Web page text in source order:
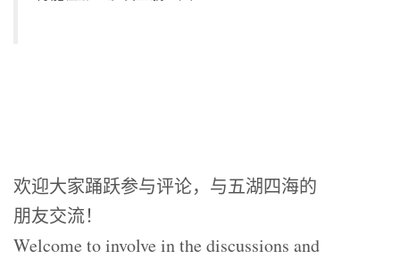
欢迎大家踊跃参与评论，与五湖四海的
朋友交流！
Welcome to involve in the discussions and